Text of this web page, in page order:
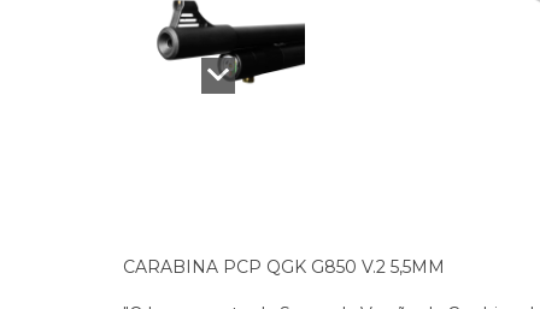
CARABINA PCP QGK G850 V.2 5,5MM